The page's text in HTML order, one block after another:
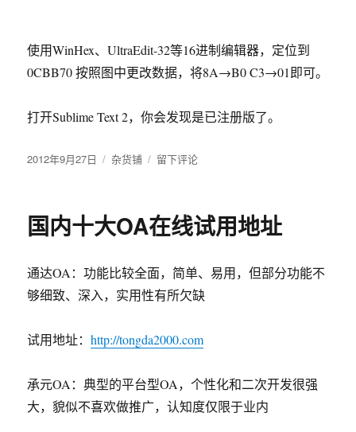
使用WinHex、UltraEdit-32等16进制编辑器，定位到
0CBB70 按照图中更改数据，将8A→B0 C3→01即可。
打开Sublime Text 2，你会发现是已注册版了。
发
2012年9月27日
分
杂货铺
于
Text
留下评论
国内十大OA在线试用地址
通达OA：功能比较全面，简单、易用，但部分功能不
够细致、深入，实用性有所欠缺
试用地址：http://tongda2000.com
承元OA：典型的平台型OA，个性化和二次开发很强
大，貌似不喜欢做推广，认知度仅限于业内